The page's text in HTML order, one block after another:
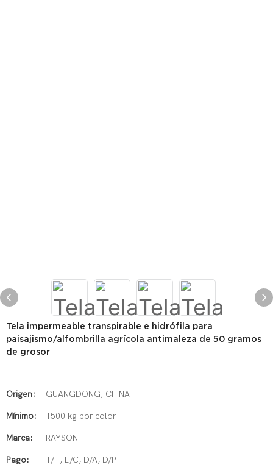
Tela impermeable transpirable e hidrófila para
paisajismo/alfombrilla agrícola antimaleza de 50 gramos
de grosor
Origen: GUANGDONG, CHINA
Mínimo: 1500 kg por color
Marca: RAYSON
Pago: T/T, L/C, D/A, D/P